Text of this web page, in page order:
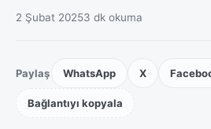
2 Şubat 20253 dk okuma
Paylaş WhatsApp X
Bağlantıyı kopyala